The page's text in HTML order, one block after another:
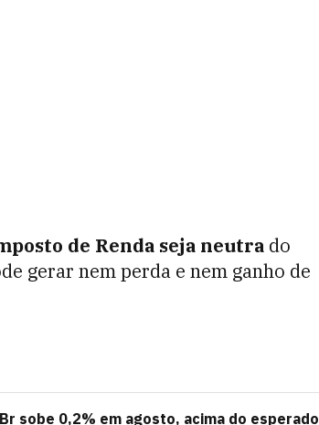
de Renda seja neutra do
gerar nem perda e nem ganho de
sobe 0,2% em agosto, acima do esperado